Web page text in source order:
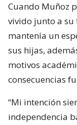
Cuando Muñoz
vivido junto a su
mantenía un
sus hijas,
motivos
consecuencias
“Mi intención
independencia